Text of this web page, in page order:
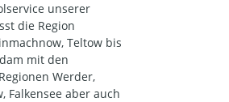
unserer
die Region
Teltow bis
mit den
Werder,
Falkensee aber auch